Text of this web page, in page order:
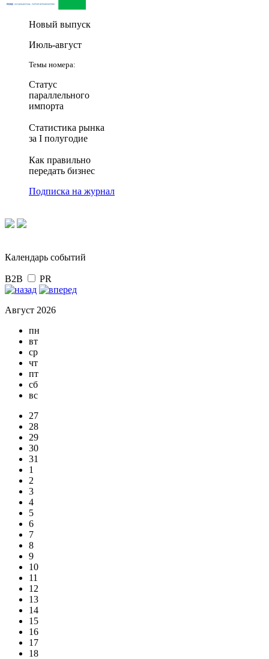
Новый выпуск
Июль-август
Темы номера:
Статус
параллельного
импорта
Статистика рынка
за I полугодие
Как правильно
передать бизнес
Подписка на журнал
Календарь событий
B2B PR
Август 2026
пн
вт
ср
чт
пт
сб
вс
27
28
29
30
31
1
2
3
4
5
6
7
8
9
10
11
12
13
14
15
16
17
18